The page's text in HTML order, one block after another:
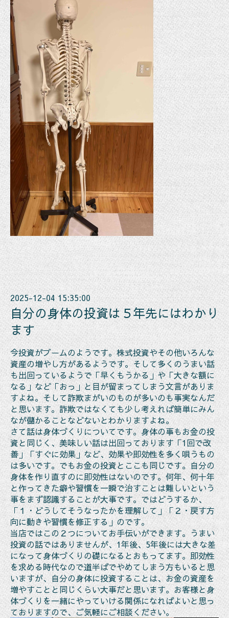
2025-12-04 15:35:00
自分の身体の投資は５年先にはわかり
ます
今投資がブームのようです。株式投資やその他いろんな
資産の増やし方があるようです。そして多くのうまい話
も出回っているようで「早くもうかる」や「大きな額に
なる」など「おっ」と目が留まってしまう文言がありま
すよね。そして詐欺まがいのものが多いのも事実なんだ
と思います。詐欺ではなくても少し考えれば簡単にみん
なが儲かることなどないとわかりますよね。
さて話は身体づくりについてです。身体の事もお金の投
資と同じく、美味しい話は出回っております「1回で改
善」「すぐに効果」など、効果や即効性を多く唄うもの
は多いです。でもお金の投資とここも同じです。自分の
身体を作り直すのに即効性はないのです。何年、何十年
と作ってきた癖や習慣を一瞬で治すことは難しいという
事をまず認識することが大事です。ではどうするか、
「１・どうしてそうなったかを理解して」「２・戻す方
向に動きや習慣を修正する」のです。
当店ではこの２つについてお手伝いができます。うまい
投資の話ではありませんが、1年後、5年後には大きな差
になって身体づくりの礎になるとおもってます。即効性
を求める時代なので道半ばでやめてしまう方もいると思
いますが、自分の身体に投資することは、お金の資産を
増やすことと同じくらい大事だと思います。お客様と身
体づくりを一緒にやっていける関係になればよいと思っ
ておりますので、ご気軽にご相談ください。